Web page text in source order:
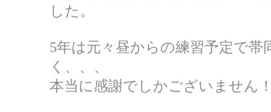
した。
5年は元々昼からの練習予定で帯
く、、、
本当に感謝でしかございません